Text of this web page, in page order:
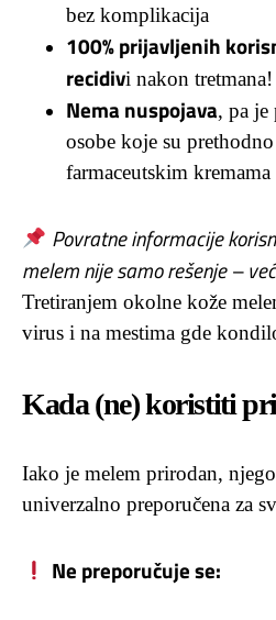
bez komplikacija
100% prijavljenih
recidivi nakon tretmana!
Nema nuspojava, pa je
osobe koje su
farmaceutskim kremama
Povratne informacije
melem nije samo rešenje –
Tretiranjem okolne kože
virus i na mestima gde
Kada (ne) koristiti
Iako je melem prirodan,
univerzalno preporučena za
Ne preporučuje se: